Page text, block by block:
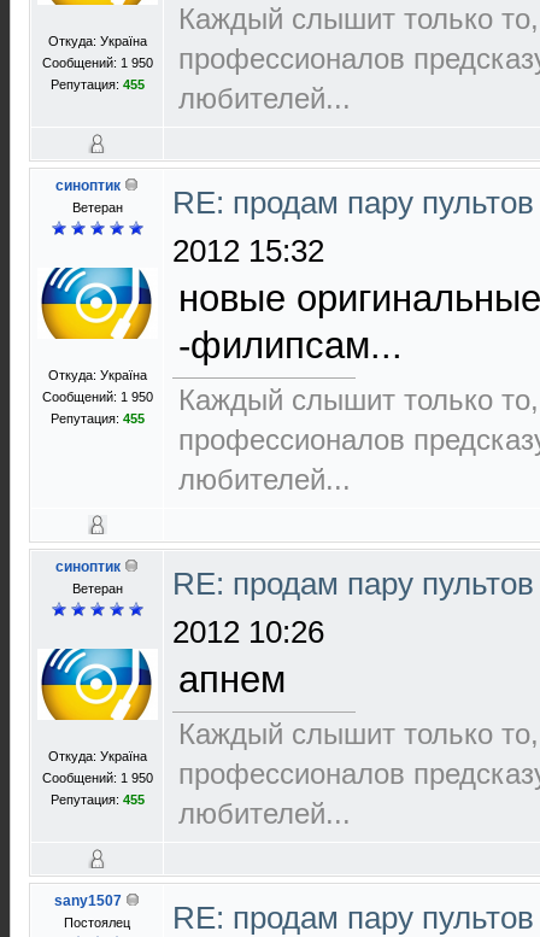
Откуда: Україна
Сообщений: 1 950
Репутация: 455
Каждый слышит только
пpофеccионалов
любителей...
синоптик
Ветеран
Откуда: Україна
Сообщений: 1 950
Репутация: 455
RE: продам пару
2012 15:32
новые
-филипсам...
Каждый слышит только
пpофеccионалов
любителей...
синоптик
Ветеран
Откуда: Україна
Сообщений: 1 950
Репутация: 455
RE: продам пару
2012 10:26
апнем
Каждый слышит только
пpофеccионалов
любителей...
sany1507
Постоялец
RE: продам пару